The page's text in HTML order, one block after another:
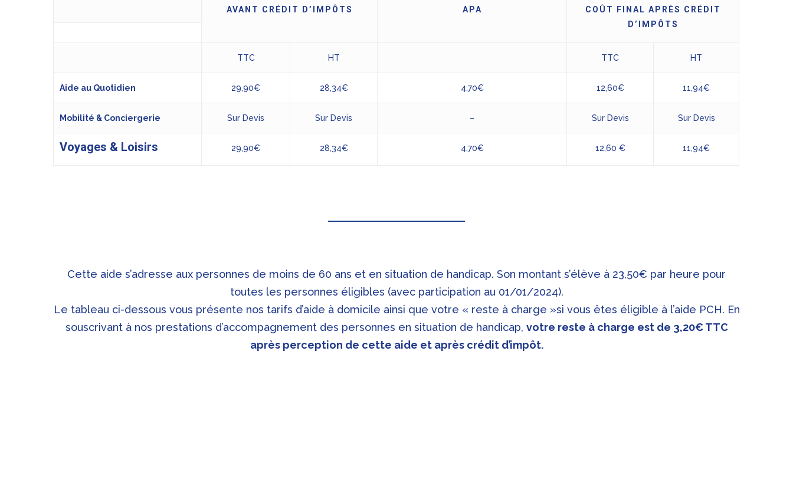
AVANT CRÉDIT D’IMPÔTS APA
COÛT FINAL APRÈS CRÉDIT
D’IMPÔTS
TTC HT TTC HT
Aide au Quotidien 29,90€ 28,34€ 4,70€ 12,60€ 11,94€
Mobilité & Conciergerie Sur Devis Sur Devis – Sur Devis Sur Devis
Voyages & Loisirs 29,90€ 28,34€ 4,70€ 12,60 € 11,94€
Cette aide s’adresse aux personnes de moins de 60 ans et en situation de handicap. Son montant s’élève à 23,50€ par heure pour
toutes les personnes éligibles (avec participation au 01/01/2024).
Le tableau ci-dessous vous présente nos tarifs d’aide à domicile ainsi que votre « reste à charge »si vous êtes éligible à l’aide PCH. En
souscrivant à nos prestations d’accompagnement des personnes en situation de handicap, votre reste à charge est de 3,20€ TTC
après perception de cette aide et après crédit d’impôt.